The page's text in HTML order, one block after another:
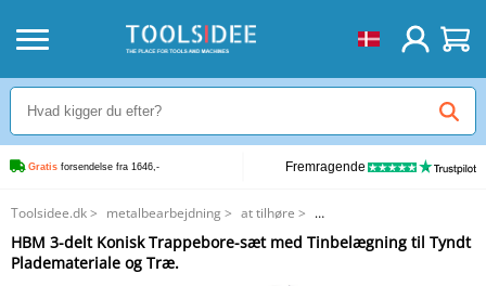
Gratis forsendelse fra 1646,- Fremragende
Toolsidee.dk> metalbearbejdning > at tilhøre >
HBM 3-delt Konisk Trappebore-sæt med Tinbelægning til Tyndt
Plademateriale og Træ.
HBM 3-delt Konisk Trappebore-sæt med Tinbelægning til Tyndt
Plademateriale og Træ.